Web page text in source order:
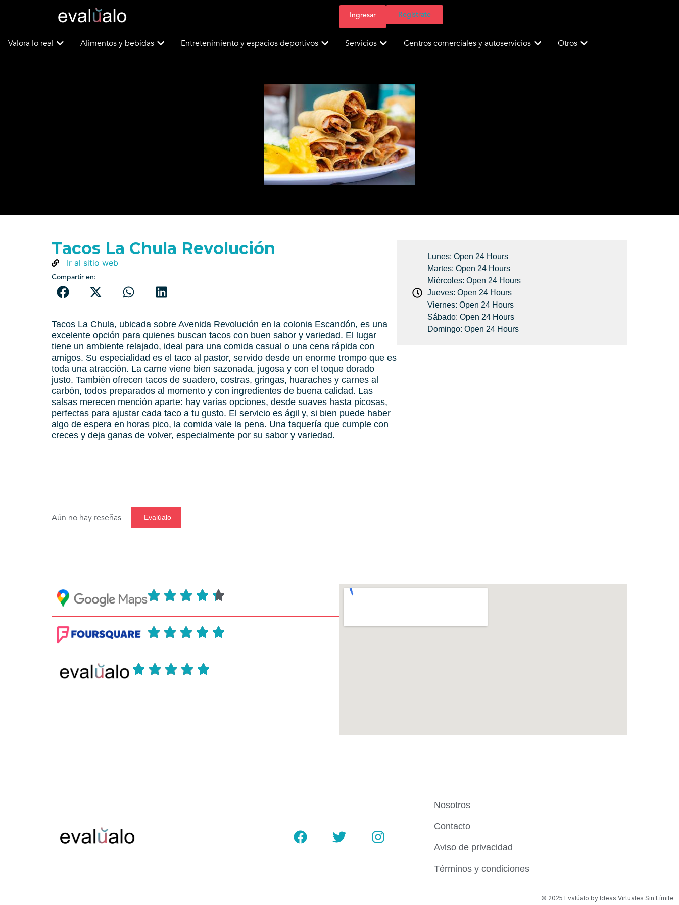
Ingresar Regístrate
Valora lo real Alimentos y bebidas Entretenimiento y espacios deportivos Servicios Centros comerciales y autoservicios Otros
Tacos La Chula Revolución
Ir al sitio web
Compartir en:
Tacos La Chula, ubicada sobre Avenida Revolución en la colonia Escandón, es una
excelente opción para quienes buscan tacos con buen sabor y variedad. El lugar
tiene un ambiente relajado, ideal para una comida casual o una cena rápida con
amigos. Su especialidad es el taco al pastor, servido desde un enorme trompo que es
toda una atracción. La carne viene bien sazonada, jugosa y con el toque dorado
justo. También ofrecen tacos de suadero, costras, gringas, huaraches y carnes al
carbón, todos preparados al momento y con ingredientes de buena calidad. Las
salsas merecen mención aparte: hay varias opciones, desde suaves hasta picosas,
perfectas para ajustar cada taco a tu gusto. El servicio es ágil y, si bien puede haber
algo de espera en horas pico, la comida vale la pena. Una taquería que cumple con
creces y deja ganas de volver, especialmente por su sabor y variedad.
Lunes: Open 24 Hours
Martes: Open 24 Hours
Miércoles: Open 24 Hours
Jueves: Open 24 Hours
Viernes: Open 24 Hours
Sábado: Open 24 Hours
Domingo: Open 24 Hours
Aún no hay reseñas Evalúalo
Nosotros
Contacto
Aviso de privacidad
Términos y condiciones
© 2025 Evalúalo by Ideas Virtuales Sin Límite